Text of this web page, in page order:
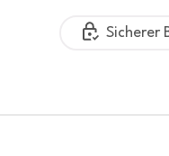
Sicherer